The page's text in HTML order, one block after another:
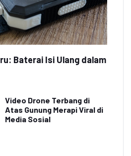
Baterai Isi Ulang dalam
Video Drone Terbang di
Atas Gunung Merapi Viral di
Media Sosial